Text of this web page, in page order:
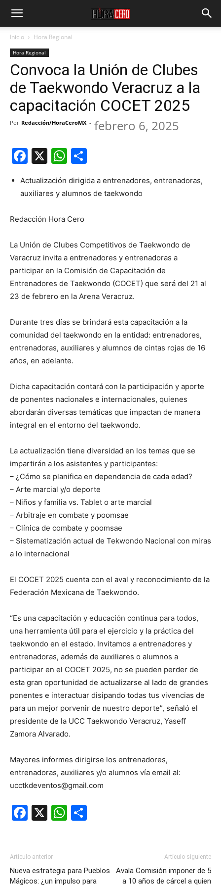
Inicio Hora Regional
Hora Regional
Convoca la Unión de Clubes
de Taekwondo Veracruz a la
capacitación COCET 2025
Por Redacción/HoraCeroMX - febrero 6, 2025
Facebook
X WhatsApp
Actualización dirigida a entrenadores, entrenadoras,
auxiliares y alumnos de taekwondo
Redacción Hora Cero
La Unión de Clubes Competitivos de Taekwondo de
Veracruz invita a entrenadores y entrenadoras a
participar en la Comisión de Capacitación de
Entrenadores de Taekwondo (COCET) que será del 21 al
23 de febrero en la Arena Veracruz.
Durante tres días se brindará esta capacitación a la
comunidad del taekwondo en la entidad: entrenadores,
entrenadoras, auxiliares y alumnos de cintas rojas de 16
años, en adelante.
Dicha capacitación contará con la participación y aporte
de ponentes nacionales e internacionales, quienes
abordarán diversas temáticas que impactan de manera
integral en el entorno del taekwondo.
La actualización tiene diversidad en los temas que se
impartirán a los asistentes y participantes:
– ¿Cómo se planifica en dependencia de cada edad?
– ⁠Arte marcial y/o deporte
– ⁠Niños y familia vs. Tablet o arte marcial
– ⁠Arbitraje en combate y poomsae
– ⁠Clínica de combate y poomsae
– ⁠Sistematización actual de Tekwondo Nacional con miras
a lo internacional
El COCET 2025 cuenta con el aval y reconocimiento de la
Federación Mexicana de Taekwondo.
“Es una capacitación y educación continua para todos,
una herramienta útil para el ejercicio y la práctica del
taekwondo en el estado. Invitamos a entrenadores y
entrenadoras, además de auxiliares o alumnos a
participar en el COCET 2025, no se pueden perder de
esta gran oportunidad de actualizarse al lado de grandes
ponentes e interactuar disipando todas tus vivencias de
para un mejor porvenir de nuestro deporte”, señaló el
presidente de la UCC Taekwondo Veracruz, Yaseff
Zamora Alvarado.
Mayores informes dirigirse los entrenadores,
entrenadoras, auxiliares y/o alumnos vía email al:
ucctkdeventos@gmail.com
Facebook
X WhatsApp
Artículo anterior
Nueva estrategia para Pueblos
Mágicos: ¿un impulso para
Artículo siguiente
Avala Comisión imponer de 5
a 10 años de cárcel a quien